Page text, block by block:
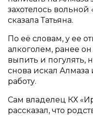
захотелось
сказала Татьяна.
По её словам, у ее
алкоголем, ранее
выпить и погулять,
снова искал Алмаза
работу.
Сам владелец КХ
рассказал, что